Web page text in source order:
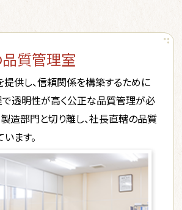
質管理室
供し、信頼関係を構築するために
透明性が高く公正な品質管理が必
製造部門と切り離し、社長直轄の品質
ます。